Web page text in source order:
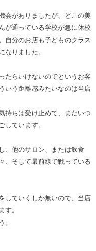
会がありましたが、どこの美
が通っている学校が急に休校
自分のお店も子どものクラス
りました。
たらいけないのでというお客
いう距離感みたいなのは当店
持ちは受け止めて、またいつ
ています。
、他のサロン、または飲食
、そして最前線で戦っている
していくしか無いので、当店
。